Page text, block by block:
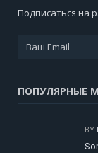
Подписаться на
ПОПУЛЯРНЫЕ
BY